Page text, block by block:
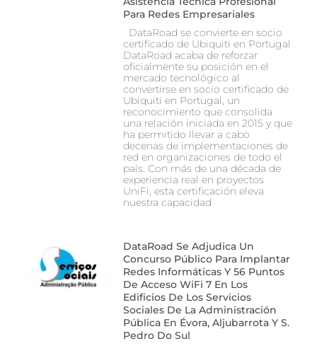
Para Redes Empresariales
DataRoad se convierte en socio
certificado de Ubiquiti en Portugal
DataRoad acaba de reforzar
oficialmente su posición en el
mercado tecnológico al
convertirse en socio certificado de
Ubiquiti en Portugal, un
reconocimiento que consolida
una relación iniciada en 2015 y que
ha permitido llevar a cabo
decenas de implementaciones de
red en organizaciones de todo el
país. Con más de una década de
experiencia real en proyectos
UniFi, esta certificación eleva
nuestra capacidad
DataRoad Se Adjudica Un
Concurso Público Para Implantar
Redes Informáticas Y 56 Puntos
De Acceso WiFi 7 En Los
Edificios De Los Servicios
Sociales De La Administración
Pública En Évora, Aljubarrota Y S.
Pedro Do Sul